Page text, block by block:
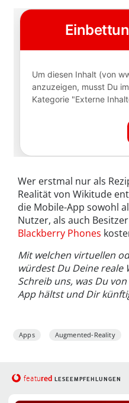
Wer erstmal nur als
Realität von Wikitude
die Mobile-App sowohl
Nutzer, als auch
Blackberry Phones
Mit welchen virtuellen
würdest Du Deine reale
Schreib uns, was Du
App hältst und Dir
Apps Augmented-Reality
featured LESEEMPFEHLUNGEN